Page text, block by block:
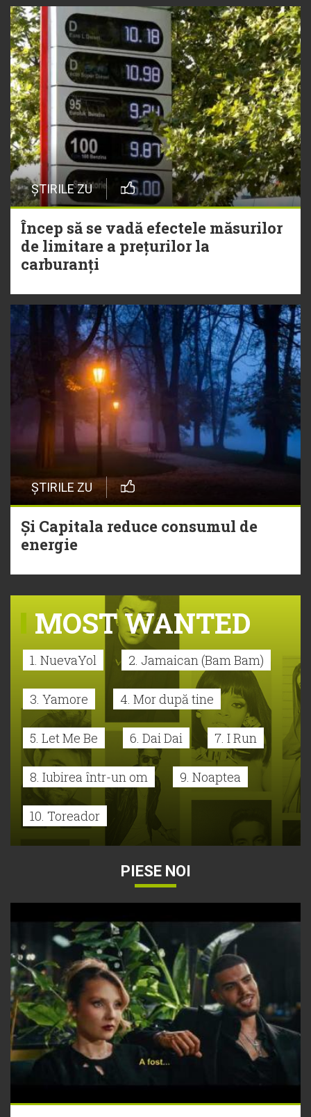
ȘTIRILE ZU
Încep să se vadă efectele măsurilor
de limitare a prețurilor la
carburanți
ȘTIRILE ZU
Și Capitala reduce consumul de
energie
MOST WANTED
1. NuevaYol 2. Jamaican (Bam Bam)
3. Yamore 4. Mor după tine
5. Let Me Be 6. Dai Dai 7. I Run
8. Iubirea într-un om 9. Noaptea
10. Toreador
PIESE NOI